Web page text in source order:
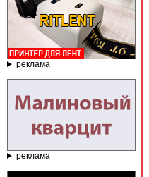
реклама
реклама